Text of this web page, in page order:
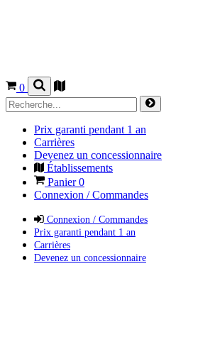
0
Prix garanti pendant 1 an
Carrières
Devenez un concessionnaire
Établissements
Panier0
Connexion / Commandes
Connexion / Commandes
Prix garanti pendant 1 an
Carrières
Devenez un concessionnaire